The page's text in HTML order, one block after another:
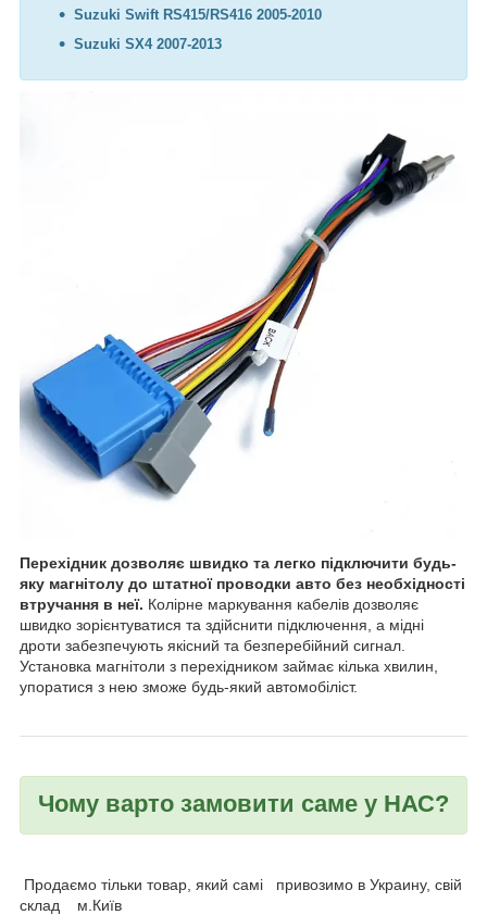
Suzuki Swift RS415/RS416 2005-2010
Suzuki SX4 2007-2013
Перехідник дозволяє швидко та легко підключити будь-
яку магнітолу до штатної проводки авто без необхідності
втручання в неї. Колірне маркування кабелів дозволяє
швидко зорієнтуватися та здійснити підключення, а мідні
дроти забезпечують якісний та безперебійний сигнал.
Установка магнітоли з перехідником займає кілька хвилин,
упоратися з нею зможе будь-який автомобіліст.
Чому варто замовити саме у НАС?
Продаємо тільки товар, який самі привозимо в Украину, свій
склад м.Київ